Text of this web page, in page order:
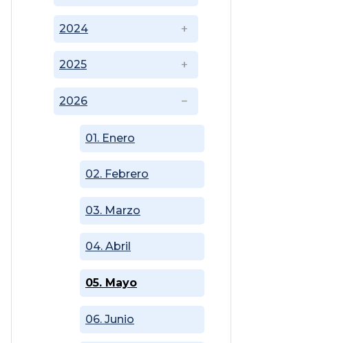
2024
2025
2026
01. Enero
02. Febrero
03. Marzo
04. Abril
05. Mayo
06. Junio